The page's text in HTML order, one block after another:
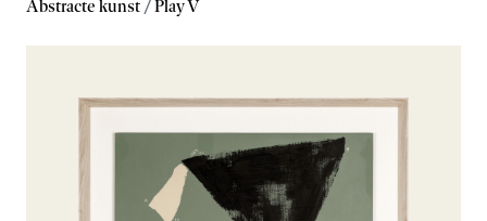
Abstracte kunst Play V